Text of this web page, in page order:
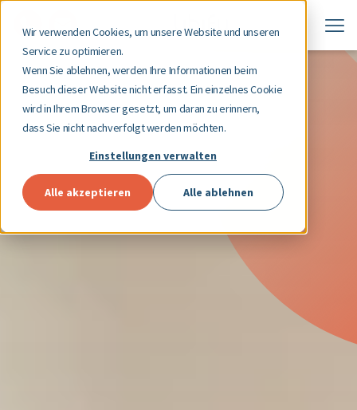
Wir verwenden Cookies, um unsere Website und unseren
Service zu optimieren.
Wenn Sie ablehnen, werden Ihre Informationen beim
Besuch dieser Website nicht erfasst. Ein einzelnes Cookie
wird in Ihrem Browser gesetzt, um daran zu erinnern,
dass Sie nicht nachverfolgt werden möchten.
Einstellungen verwalten
Alle akzeptieren Alle ablehnen